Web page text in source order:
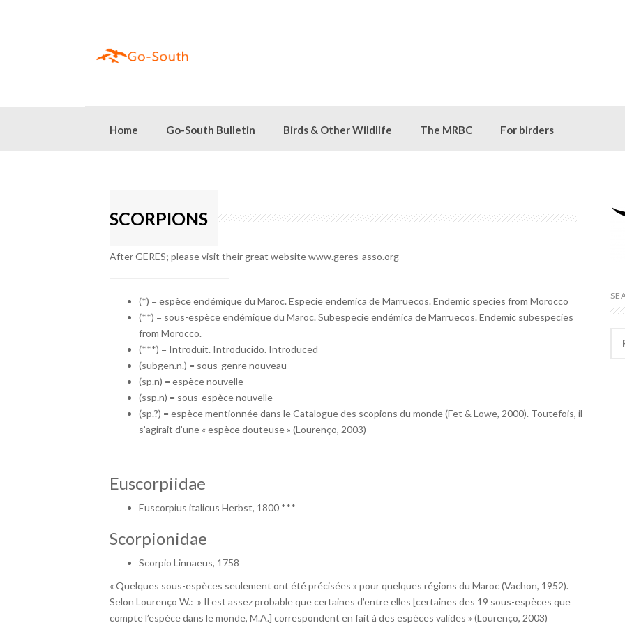
Home Go-South Bulletin Birds & Other Wildlife The MRBC For birders
SCORPIONS
After GERES; please visit their great websitewww.geres-asso.org
(*) = espèce endémique du Maroc. Especie endemica de Marruecos. Endemic species from Morocco
(**) = sous-espèce endémique du Maroc. Subespecie endémica de Marruecos. Endemic subespecies
from Morocco.
(***) = Introduit. Introducido. Introduced
(subgen.n.) = sous-genre nouveau
(sp.n) = espèce nouvelle
(ssp.n) = sous-espèce nouvelle
(sp.?) = espèce mentionnée dans le Catalogue des scopions du monde (Fet & Lowe, 2000). Toutefois, il
s’agirait d’une « espèce douteuse » (Lourenço, 2003)
Euscorpiidae
Euscorpius italicus Herbst, 1800 ***
Scorpionidae
Scorpio Linnaeus, 1758
« Quelques sous-espèces seulement ont été précisées » pour quelques régions du Maroc (Vachon, 1952).
Selon Lourenço W.: » Il est assez probable que certaines d’entre elles [certaines des 19 sous-espèces que
compte l’espèce dans le monde, M.A.] correspondent en fait à des espèces valides » (Lourenço, 2003)